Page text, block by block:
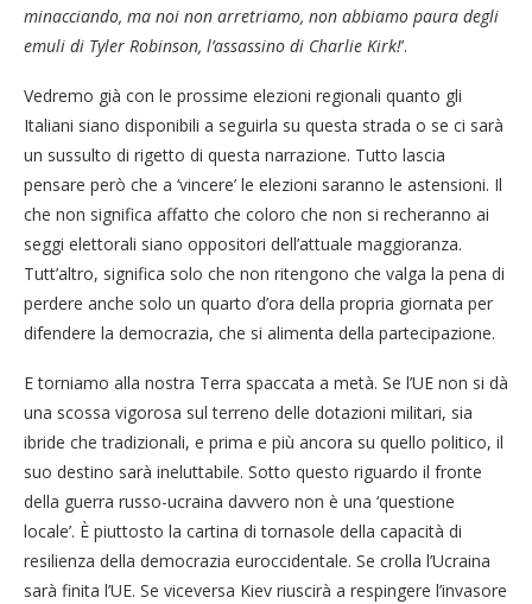
minacciando, ma noi non arretriamo, non abbiamo paura degli
emuli di Tyler Robinson, l’assassino di Charlie Kirk!’.
Vedremo già con le prossime elezioni regionali quanto gli
Italiani siano disponibili a seguirla su questa strada o se ci sarà
un sussulto di rigetto di questa narrazione. Tutto lascia
pensare però che a ‘vincere’ le elezioni saranno le astensioni. Il
che non significa affatto che coloro che non si recheranno ai
seggi elettorali siano oppositori dell’attuale maggioranza.
Tutt’altro, significa solo che non ritengono che valga la pena di
perdere anche solo un quarto d’ora della propria giornata per
difendere la democrazia, che si alimenta della partecipazione.
E torniamo alla nostra Terra spaccata a metà. Se l’UE non si dà
una scossa vigorosa sul terreno delle dotazioni militari, sia
ibride che tradizionali, e prima e più ancora su quello politico, il
suo destino sarà ineluttabile. Sotto questo riguardo il fronte
della guerra russo-ucraina davvero non è una ‘questione
locale’. È piuttosto la cartina di tornasole della capacità di
resilienza della democrazia euroccidentale. Se crolla l’Ucraina
sarà finita l’UE. Se viceversa Kiev riuscirà a respingere l’invasore